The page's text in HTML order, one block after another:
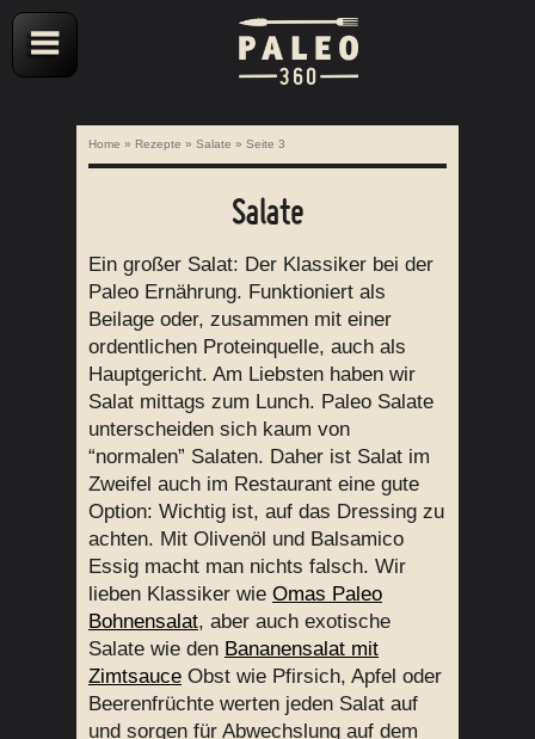
Home » Rezepte » Salate » Seite 3
Salate
Ein großer Salat: Der Klassiker bei der
Paleo Ernährung. Funktioniert als
Beilage oder, zusammen mit einer
ordentlichen Proteinquelle, auch als
Hauptgericht. Am Liebsten haben wir
Salat mittags zum Lunch. Paleo Salate
unterscheiden sich kaum von
“normalen” Salaten. Daher ist Salat im
Zweifel auch im Restaurant eine gute
Option: Wichtig ist, auf das Dressing zu
achten. Mit Olivenöl und Balsamico
Essig macht man nichts falsch. Wir
lieben Klassiker wie Omas Paleo
Bohnensalat, aber auch exotische
Salate wie den Bananensalat mit
Zimtsauce Obst wie Pfirsich, Apfel oder
Beerenfrüchte werten jeden Salat auf
und sorgen für Abwechslung auf dem